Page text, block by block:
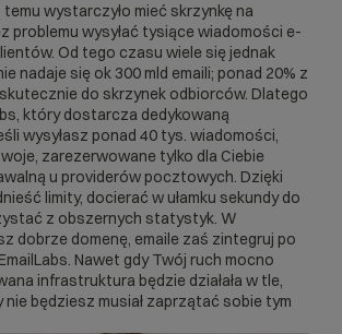
wystarczyło mieć skrzynkę na
problemu wysyłać tysiące wiadomości e-
Od tego czasu wiele się jednak
nadaje się ok 300 mld emaili; ponad 20% z
do skrzynek odbiorców. Dlatego
który dostarcza dedykowaną
wysyłasz ponad 40 tys. wiadomości,
zarezerwowane tylko dla Ciebie
u providerów pocztowych. Dzięki
limity, docierać w ułamku sekundy do
z obszernych statystyk. W
dobrze domenę, emaile zaś zintegruj po
Nawet gdy Twój ruch mocno
infrastruktura będzie działała w tle,
nie będziesz musiał zaprzątać sobie tym